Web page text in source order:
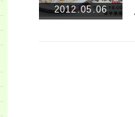
2012.05.06